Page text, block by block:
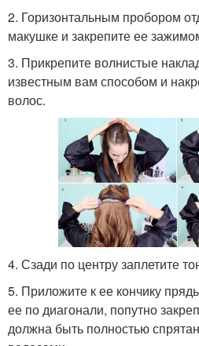
2. Горизонтальным пробором
макушке и закрепите ее
3. Прикрепите волнистые
известным вам способом и
волос.
4. Сзади по центру заплетите
5. Приложите к ее кончику
ее по диагонали, попутно
должна быть полностью